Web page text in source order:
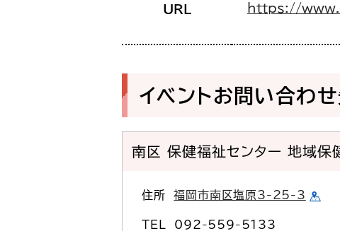
URL https://
イベントお問い合わ
南区 保健福祉センター 地域保
住所福岡市南区塩原3-25-3
TEL 092-559-5133